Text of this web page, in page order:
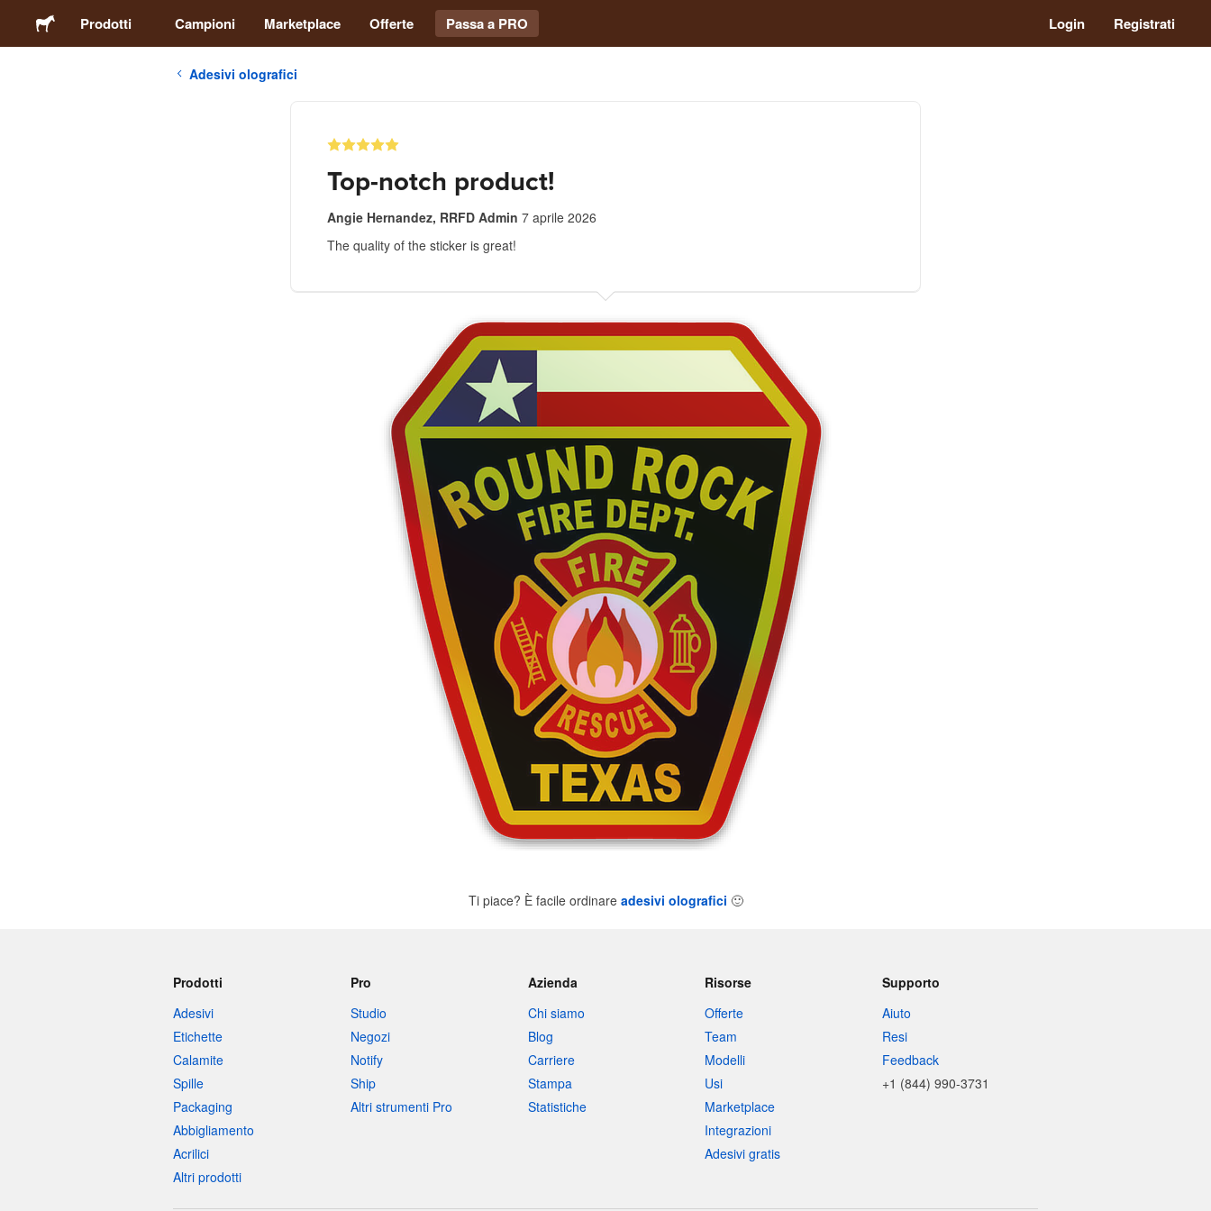
Prodotti Campioni Marketplace Offerte Passa a PRO Login Registrati
Adesivi olografici
Top-notch product!
Angie Hernandez, RRFD Admin 7 aprile 2026
The quality of the sticker is great!
Ti piace? È facile ordinare adesivi olografici 🙂
Prodotti
Adesivi
Etichette
Calamite
Spille
Packaging
Abbigliamento
Acrilici
Altri prodotti
Pro
Studio
Negozi
Notify
Ship
Altri strumenti Pro
Azienda
Chi siamo
Blog
Carriere
Stampa
Statistiche
Risorse
Offerte
Team
Modelli
Usi
Marketplace
Integrazioni
Adesivi gratis
Supporto
Aiuto
Resi
Feedback
+1 (844) 990-3731